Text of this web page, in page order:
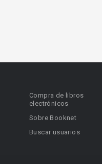
Compra de libros
electrónicos
Sobre Booknet
Buscar usuarios